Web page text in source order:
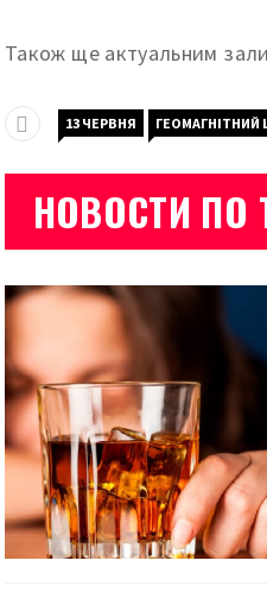
Також ще актуальним
13 ЧЕРВНЯ
НОВОСТИ ПО